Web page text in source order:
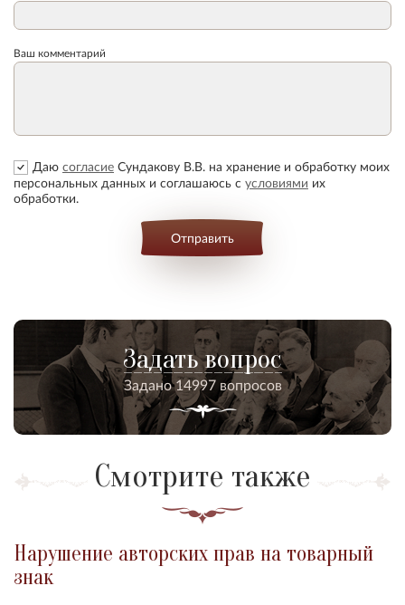
Ваш комментарий
Даю согласие Сундакову В.В. на хранение и обработку моих
персональных данных и соглашаюсь с условиями их
обработки.
Отправить
Задать вопрос
Задано 14997 вопросов
Смотрите также
Нарушение авторских прав на товарный
знак